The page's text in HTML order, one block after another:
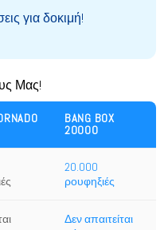
για δοκιμή!
Μας!
BANG BOX
20000
20.000
ρουφηξιές
Δεν απαιτείται